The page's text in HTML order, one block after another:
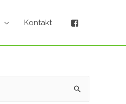
Kontakt